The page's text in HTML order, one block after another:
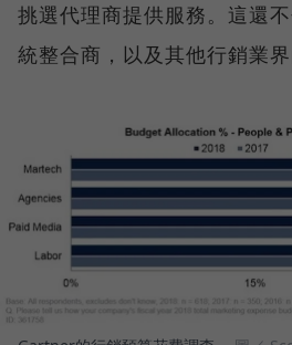
挑選代理商提供服務。這還
統整合商，以及其他行銷業界